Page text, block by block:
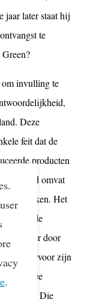
jaar later staat hij
te
invulling te
Deze
feit dat de
producten
omvat
verwerken. Het
bij de
wordt er door
Hiervoor zijn
hiermee
houden. Die
.